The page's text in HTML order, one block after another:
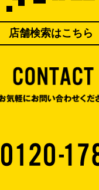
店舗検索はこちら